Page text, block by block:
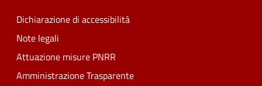
Dichiarazione di accessibilità
Note legali
Attuazione misure PNRR
Amministrazione Trasparente